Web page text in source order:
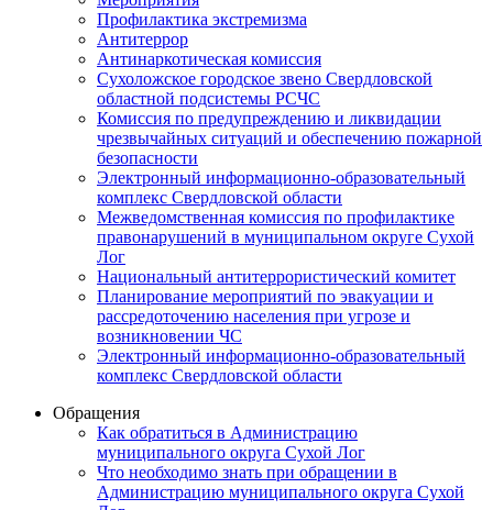
Профилактика экстремизма
Антитеррор
Антинаркотическая комиссия
Сухоложское городское звено Свердловской
областной подсистемы РСЧС
Комиссия по предупреждению и ликвидации
чрезвычайных ситуаций и обеспечению пожарной
безопасности
Электронный информационно-образовательный
комплекс Cвердловской области
Межведомственная комиссия по профилактике
правонарушений в муниципальном округе Сухой
Лог
Национальный антитеррористический комитет
Планирование мероприятий по эвакуации и
рассредоточению населения при угрозе и
возникновении ЧС
Электронный информационно-образовательный
комплекс Свердловской области
Обращения
Как обратиться в Администрацию
муниципального округа Сухой Лог
Что необходимо знать при обращении в
Администрацию муниципального округа Сухой